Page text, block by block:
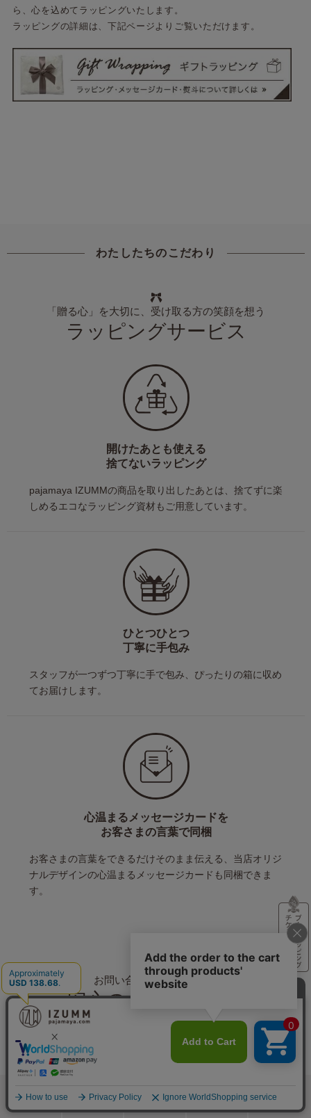
ホーム カート おねむりフェア
ら、心を込めてラッピングいたします。
ラッピングの詳細は、下記ページよりご覧いただけます。
わたしたちのこだわり
「贈る心」を大切に、受け取る方の笑顔を想う
ラッピングサービス
開けたあとも使える
捨てないラッピング
pajamaya IZUMMの商品を取り出したあとは、捨てずに楽
しめるエコなラッピング資材もご用意しています。
ひとつひとつ
丁寧に手包み
スタッフが一つずつ丁寧に手で包み、ぴったりの箱に収め
てお届けします。
心温まるメッセージカードを
お客さまの言葉で同梱
お客さまの言葉をできるだけそのまま伝える、当店オリジ
ナルデザインの心温まるメッセージカードも同梱できま
す。
お問い合わせ・返品交換も
安心のサポート体制
返品交換は送料無料